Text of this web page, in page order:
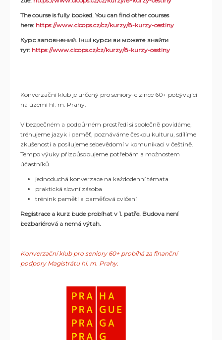
The course is fully booked. You can find other courses
here: https://www.cicops.cz/cz/kurzy/8-kurzy-cestiny
Курс заповнений. Інші курси ви можете знайти
тут: https://www.cicops.cz/cz/kurzy/8-kurzy-cestiny
Konverzační klub je určený pro seniory-cizince 60+ pobývající
na území hl. m. Prahy.
V bezpečném a podpůrném prostředí si společně povídáme,
trénujeme jazyk i paměť, poznáváme českou kulturu, sdílíme
zkušenosti a posilujeme sebevědomí v komunikaci v češtině.
Tempo výuky přizpůsobujeme potřebám a možnostem
účastníků.
jednoduchá konverzace na každodenní témata
praktická slovní zásoba
trénink paměti a paměťová cvičení
Registrace a kurz bude probíhat v 1. patře. Budova není
bezbariérová a nemá výtah.
Konverzační klub pro seniory 60+ probíhá za finanční
podpory Magistrátu hl. m. Prahy.